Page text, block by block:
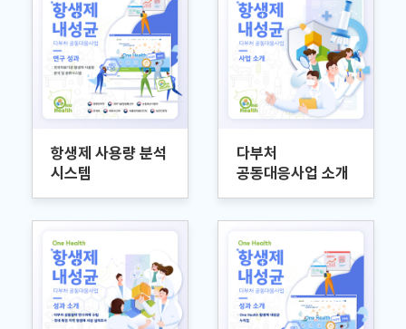
항생제 사용량 분석
시스템
다부처
공동대응사업 소개